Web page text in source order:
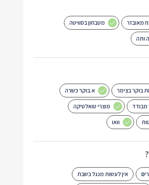
מאובזר מטבחון בסוויטה
ותה
בוקר בצימר א.בוקר כשרה
מבודד מוצרי טואלטיקה
וואו
אין לעשות מנגל בשבת